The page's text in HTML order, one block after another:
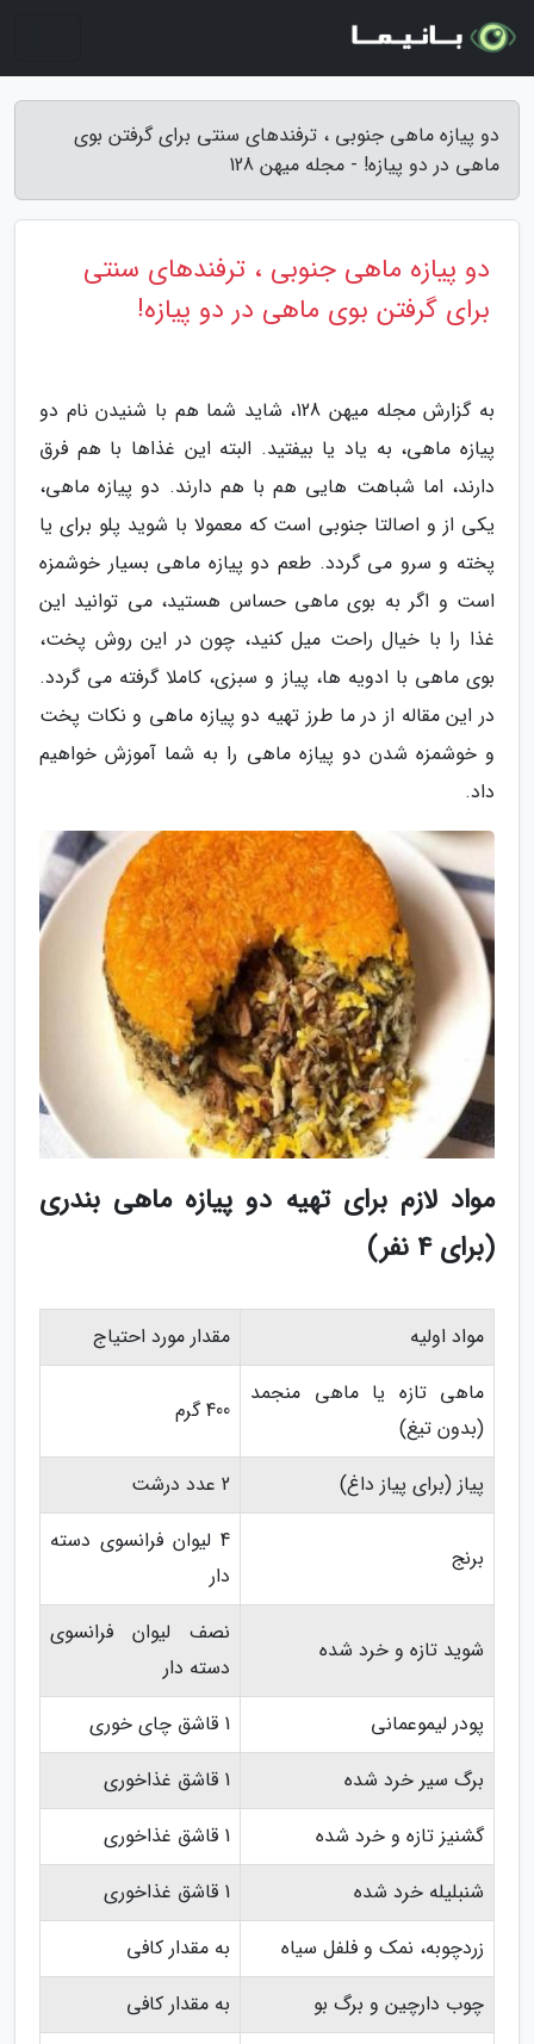
دو پیازه ماهی جنوبی ، ترفندهای سنتی برای گرفتن بوی
ماهی در دو پیازه! - مجله میهن 128
دو پیازه ماهی جنوبی ، ترفندهای سنتی
برای گرفتن بوی ماهی در دو پیازه!
به گزارش مجله میهن 128، شاید شما هم با شنیدن نام دو
پیازه ماهی، به یاد یا بیفتید. البته این غذاها با هم فرق
دارند، اما شباهت هایی هم با هم دارند. دو پیازه ماهی،
یکی از و اصالتا جنوبی است که معمولا با شوید پلو برای یا
پخته و سرو می گردد. طعم دو پیازه ماهی بسیار خوشمزه
است و اگر به بوی ماهی حساس هستید، می توانید این
غذا را با خیال راحت میل کنید، چون در این روش پخت،
بوی ماهی با ادویه ها، پیاز و سبزی، کاملا گرفته می گردد.
در این مقاله از در ما طرز تهیه دو پیازه ماهی و نکات پخت
و خوشمزه شدن دو پیازه ماهی را به شما آموزش خواهیم
داد.
مواد لازم برای تهیه دو پیازه ماهی بندری
(برای 4 نفر)
مواد اولیه
مقدار مورد احتیاج
ماهی تازه یا ماهی منجمد
(بدون تیغ)
400 گرم
پیاز (برای پیاز داغ) 2 عدد درشت
برنج
4 لیوان فرانسوی دسته
دار
شوید تازه و خرد شده
نصف لیوان فرانسوی
دسته دار
پودر لیموعمانی
1 قاشق چای خوری
برگ سیر خرد شده
1 قاشق غذاخوری
گشنیز تازه و خرد شده
1 قاشق غذاخوری
شنبلیله خرد شده
1 قاشق غذاخوری
زردچوبه، نمک و فلفل سیاه
به مقدار کافی
چوب دارچین و برگ بو
به مقدار کافی